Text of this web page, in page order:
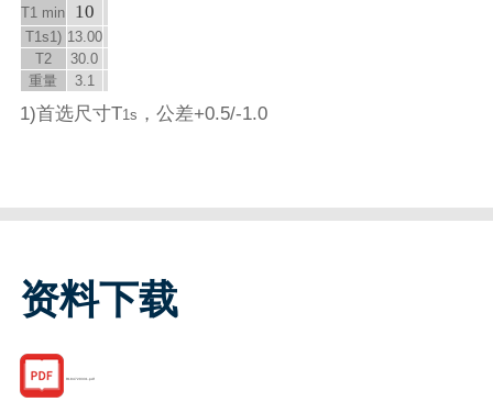
T1 min 10
T1s1) 13.00
T2
30.0
重量
3.1
1)首选尺寸T1s ，公差+0.5/-1.0
资料下载
R184720331.pdf